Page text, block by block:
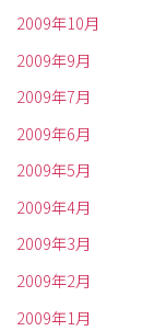
2009年10月
2009年9月
2009年7月
2009年6月
2009年5月
2009年4月
2009年3月
2009年2月
2009年1月